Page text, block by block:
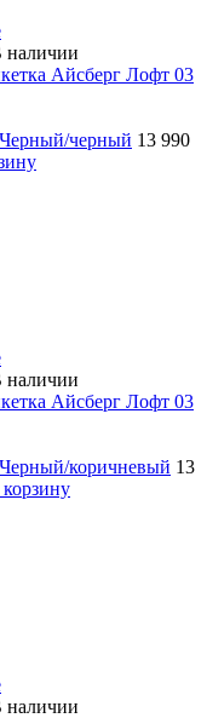
наличии
черный 13 990
наличии
коричневый 13
наличии